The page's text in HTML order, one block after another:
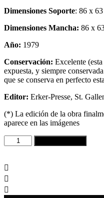
Dimensiones Soporte: 86 x
Dimensiones Mancha: 86 x
Año: 1979
Conservación: Excelente
expuesta, y siempre
que se conserva en perfecto
Editor: Erker-Presse, St.
(*) La edición de la obra
aparece en las imágenes
GÜNTHER
UECKER
Erker
Galerie
St.
Gallen